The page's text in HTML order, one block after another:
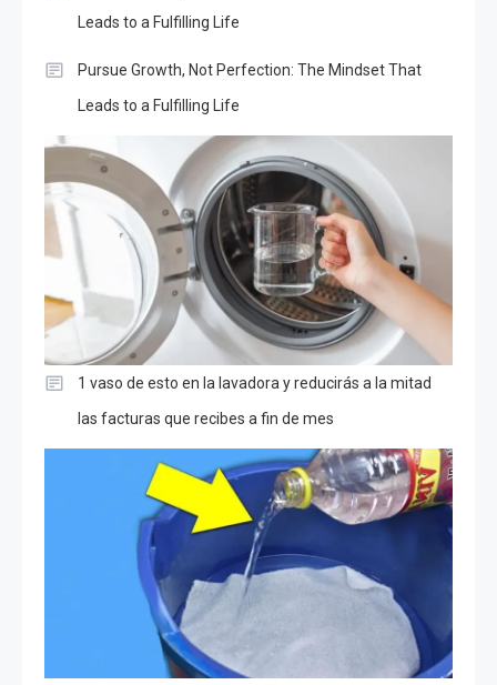
Leads to a Fulfilling Life
Pursue Growth, Not Perfection: The Mindset That
Leads to a Fulfilling Life
1 vaso de esto en la lavadora y reducirás a la mitad
las facturas que recibes a fin de mes